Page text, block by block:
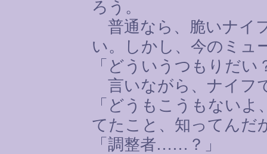
ろう。
普通なら、脆いナイ
い。しかし、今のミュ
「どういうつもりだい
言いながら、ナイフ
「どうもこうもない
てたこと、知ってんだ
「調整者…… ？」